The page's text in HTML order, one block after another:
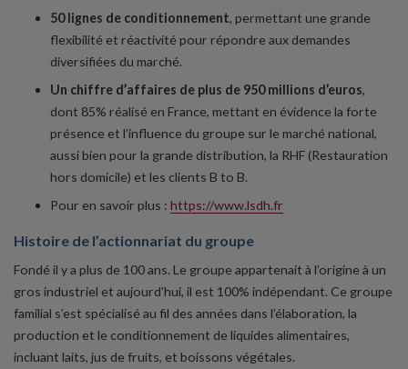
50 lignes de conditionnement, permettant une grande
flexibilité et réactivité pour répondre aux demandes
diversifiées du marché.
Un chiffre d’affaires de plus de 950 millions d’euros,
dont 85% réalisé en France, mettant en évidence la forte
présence et l’influence du groupe sur le marché national,
aussi bien pour la grande distribution, la RHF (Restauration
hors domicile) et les clients B to B.
Pour en savoir plus : https://www.lsdh.fr
Histoire de l’actionnariat du groupe
Fondé il y a plus de 100 ans. Le groupe appartenait à l’origine à un
gros industriel et aujourd’hui, il est 100% indépendant. Ce groupe
familial s’est spécialisé au fil des années dans l’élaboration, la
production et le conditionnement de liquides alimentaires,
incluant laits, jus de fruits, et boissons végétales.